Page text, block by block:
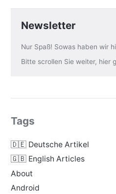
Newsletter
Nur Spaß! Sowas haben wir
Bitte scrollen Sie weiter, hier
Tags
🇩🇪 Deutsche Artikel
🇬🇧 English Articles
About
Android